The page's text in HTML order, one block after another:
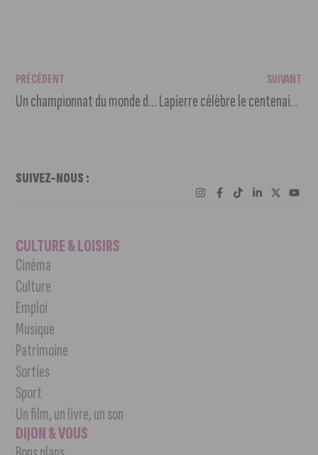
PRÉCÉDENT
Un championnat du monde de MMA à Dijon
SUIVANT
Lapierre célèbre le centenaire du magasin dijonnais Cycles Dutrion
SUIVEZ-NOUS :
CULTURE & LOISIRS
Cinéma
Culture
Emploi
Musique
Patrimoine
Sorties
Sport
Un film, un livre, un son
DIJON & VOUS